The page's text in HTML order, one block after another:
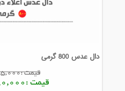
دال عدس 800 گرمی
قیمت :85,000تومان
قیمت :80,000تومان